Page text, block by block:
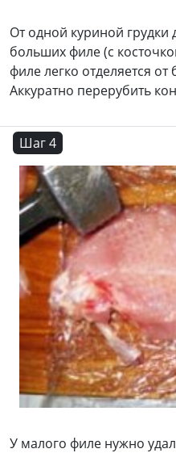
От одной куриной грудки
больших филе (с
филе легко отделяется
Аккуратно перерубить
Шаг 4
У малого филе нужно